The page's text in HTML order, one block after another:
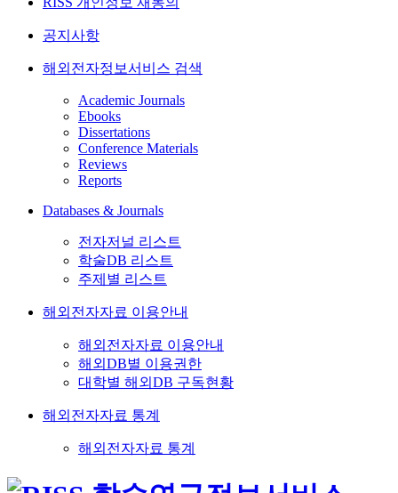
공지사항
해외전자정보서비스 검색
Academic Journals
Ebooks
Dissertations
Conference Materials
Reviews
Reports
Databases & Journals
전자저널 리스트
학술DB 리스트
주제별 리스트
해외전자자료 이용안내
해외전자자료 이용안내
해외DB별 이용권한
대학별 해외DB 구독현황
해외전자자료 통계
해외전자자료 통계